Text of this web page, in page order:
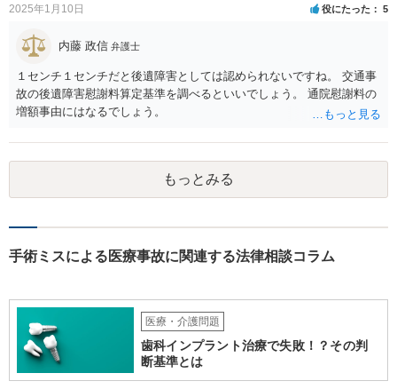
2025年1月10日 役にたった 5
内藤 政信 弁護士
１センチ１センチだと後遺障害としては認められないですね。 交通事
故の後遺障害慰謝料算定基準を調べるといいでしょう。 通院慰謝料の
増額事由にはなるでしょう。
もっとみる
手術ミスによる医療事故に関連する法律相談コラム
医療・介護問題
歯科インプラント治療で失敗！？その判
断基準とは